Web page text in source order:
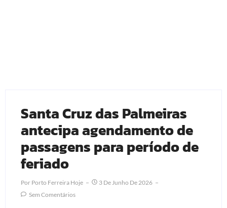
Santa Cruz das Palmeiras
antecipa agendamento de
passagens para período de
feriado
Por Porto Ferreira Hoje
3 De Junho De 2026
Sem Comentários